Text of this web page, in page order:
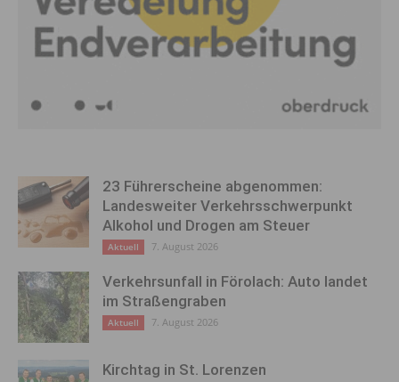
23 Führerscheine abgenommen:
Landesweiter Verkehrsschwerpunkt
Alkohol und Drogen am Steuer
Aktuell 7. August 2026
Verkehrsunfall in Förolach: Auto landet
im Straßengraben
Aktuell 7. August 2026
Kirchtag in St. Lorenzen